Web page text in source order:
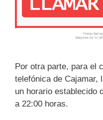
Por otra parte, para el
telefónica de Cajamar,
un horario establecido
a 22:00 horas.